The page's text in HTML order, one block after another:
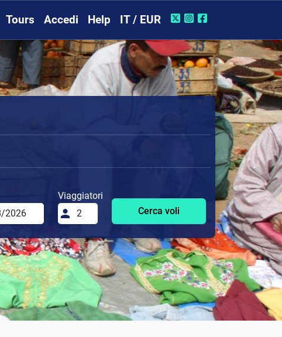
Tours Accedi Help IT / EUR
Viaggiatori
Cerca voli